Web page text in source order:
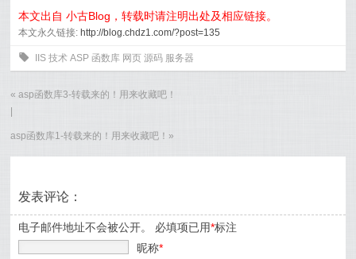
本文出自 小古Blog，转载时请注明出处及相应链接。
本文永久链接: http://blog.chdz1.com/?post=135
0 IIS技术ASP 函数库 网页源码 服务器
«asp函数库3-转载来的！用来收藏吧！
asp函数库1-转载来的！用来收藏吧！ »
发表评论：
电子邮件地址不会被公开。 必填项已用*标注
昵称*